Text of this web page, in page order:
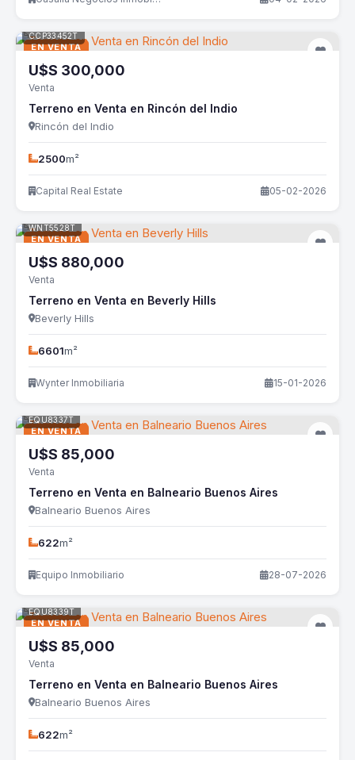
EN VENTA
CCP33452T
U$S 300,000
Venta
Terreno en Venta en Rincón del Indio
Rincón del Indio
2500m²
Capital Real Estate 05-02-2026
EN VENTA
WNT5528T
U$S 880,000
Venta
Terreno en Venta en Beverly Hills
Beverly Hills
6601m²
Wynter Inmobiliaria 15-01-2026
EN VENTA
EQU8337T
U$S 85,000
Venta
Terreno en Venta en Balneario Buenos Aires
Balneario Buenos Aires
622m²
Equipo Inmobiliario 28-07-2026
EN VENTA
EQU8339T
U$S 85,000
Venta
Terreno en Venta en Balneario Buenos Aires
Balneario Buenos Aires
622m²